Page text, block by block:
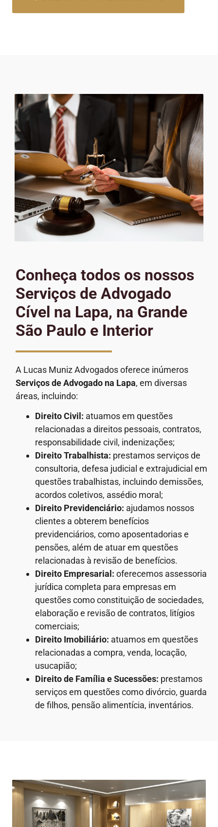
Conheça todos os nossos
Serviços de Advogado
Cível na Lapa, na Grande
São Paulo e Interior
A Lucas Muniz Advogados oferece inúmeros
Serviços de Advogado na Lapa, em diversas
áreas, incluindo:
Direito Civil: atuamos em questões
relacionadas a direitos pessoais, contratos,
responsabilidade civil, indenizações;
Direito Trabalhista: prestamos serviços de
consultoria, defesa judicial e extrajudicial em
questões trabalhistas, incluindo demissões,
acordos coletivos, assédio moral;
Direito Previdenciário: ajudamos nossos
clientes a obterem benefícios
previdenciários, como aposentadorias e
pensões, além de atuar em questões
relacionadas à revisão de benefícios.
Direito Empresarial: oferecemos assessoria
jurídica completa para empresas em
questões como constituição de sociedades,
elaboração e revisão de contratos, litígios
comerciais;
Direito Imobiliário: atuamos em questões
relacionadas a compra, venda, locação,
usucapião;
Direito de Família e Sucessões: prestamos
serviços em questões como divórcio, guarda
de filhos, pensão alimentícia, inventários.